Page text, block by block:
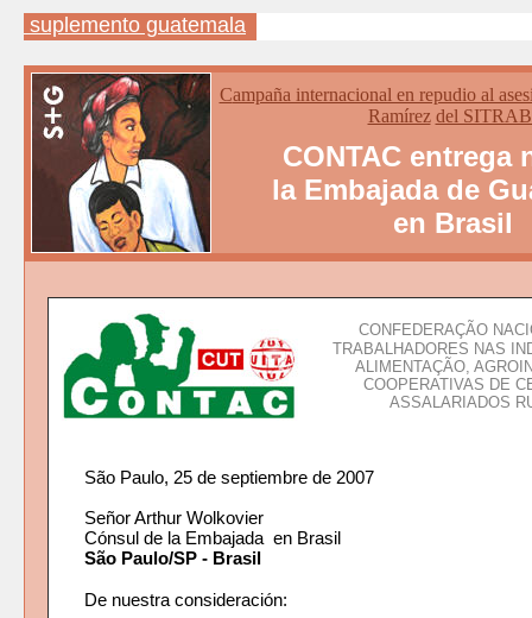
suplemento guatemala
Campaña internacional en repudio al
Ramírez del
CONTAC entrega
la Embajada de
en Brasil
CONFEDERAÇÃO
TRABALHADORES NAS
ALIMENTAÇÃO,
COOPERATIVAS DE
ASSALARIADOS
São Paulo, 25 de septiembre de 2007
Señor Arthur Wolkovier
Cónsul de la Embajada en Brasil
São Paulo/SP - Brasil
De nuestra consideración: